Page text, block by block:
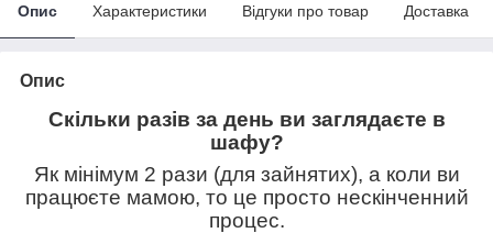
Опис Характеристики Відгуки про товар Доставка
Опис
Скільки разів за день ви заглядаєте в
шафу?
Як мінімум 2 рази (для зайнятих), а коли ви
працюєте мамою, то це просто нескінченний
процес.